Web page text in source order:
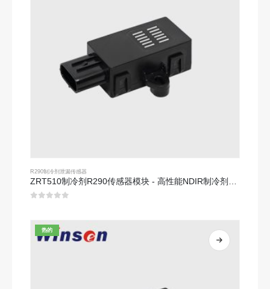
R290制冷剂泄漏传感器
热的